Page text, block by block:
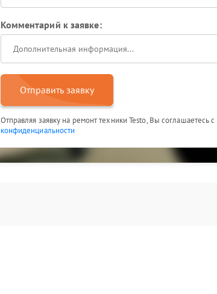
Комментарий к заявке:
Отправить заявку
Отправляя заявку на ремонт техники Testo, Вы соглашаетесь с
конфиденциальности